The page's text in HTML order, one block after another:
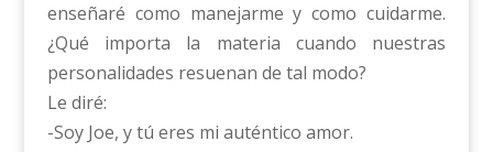
enseñaré como manejarme y como cuidarme.
¿Qué importa la materia cuando nuestras
personalidades resuenan de tal modo?
Le diré:
-Soy Joe, y tú eres mi auténtico amor.